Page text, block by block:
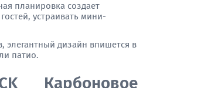
планировка создает
устраивать мини-
элегантный дизайн впишется в
патио.
Карбоновое